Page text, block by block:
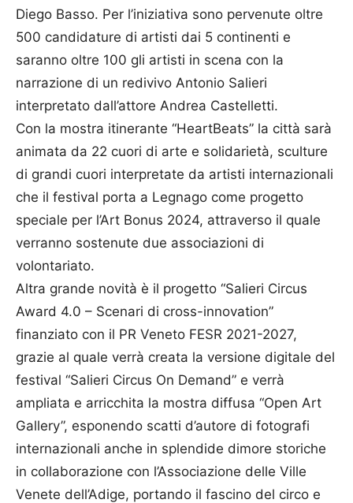
Diego Basso. Per l’iniziativa sono pervenute oltre
500 candidature di artisti dai 5 continenti e
saranno oltre 100 gli artisti in scena con la
narrazione di un redivivo Antonio Salieri
interpretato dall’attore Andrea Castelletti.
Con la mostra itinerante “HeartBeats” la città sarà
animata da 22 cuori di arte e solidarietà, sculture
di grandi cuori interpretate da artisti internazionali
che il festival porta a Legnago come progetto
speciale per l’Art Bonus 2024, attraverso il quale
verranno sostenute due associazioni di
volontariato.
Altra grande novità è il progetto “Salieri Circus
Award 4.0 – Scenari di cross-innovation”
finanziato con il PR Veneto FESR 2021-2027,
grazie al quale verrà creata la versione digitale del
festival “Salieri Circus On Demand” e verrà
ampliata e arricchita la mostra diffusa “Open Art
Gallery”, esponendo scatti d’autore di fotografi
internazionali anche in splendide dimore storiche
in collaborazione con l’Associazione delle Ville
Venete dell’Adige, portando il fascino del circo e